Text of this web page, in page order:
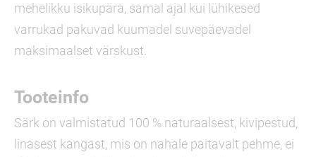
mehelikku isikupära, samal ajal kui lühikesed
varrukad pakuvad kuumadel suvepäevadel
maksimaalset värskust.
Tooteinfo
Särk on valmistatud 100 % naturaalsest, kivipestud,
linasest kangast, mis on nahale paitavalt pehme, ei